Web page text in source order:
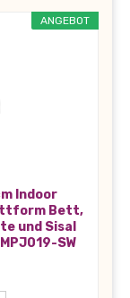
ANGEBOT
Indoor
Bett,
und Sisal
SW